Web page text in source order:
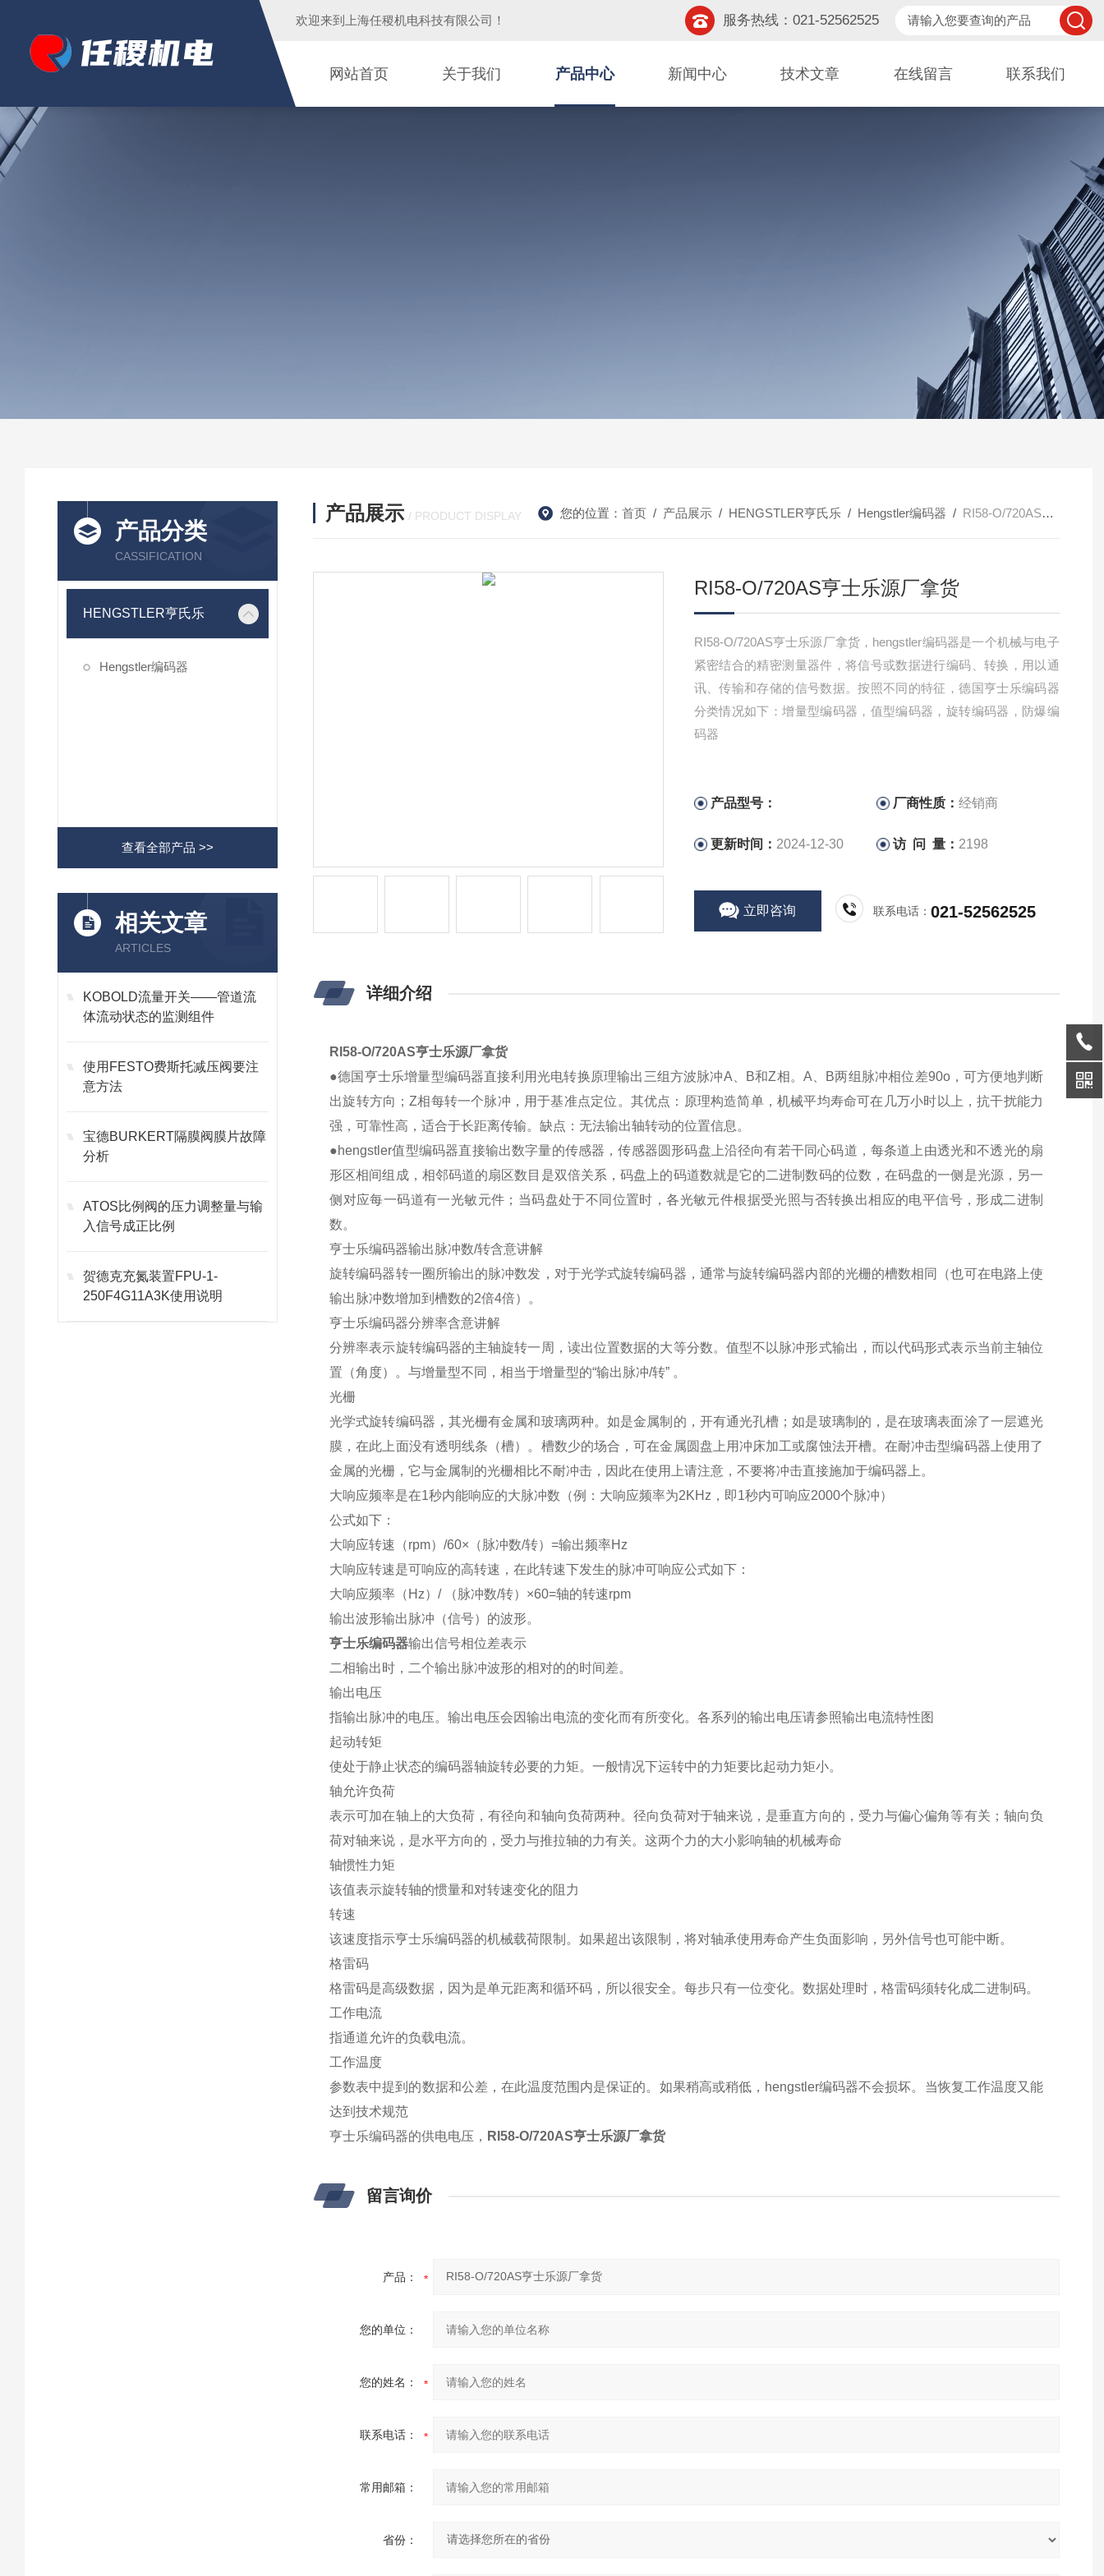
欢迎来到 上海任稷机电科技有限公司 ！ 服务热线：021-52562525
网站首页 关于我们 产品中心 新闻中心 技术文章 在线留言 联系我们
产品分类
CASSIFICATION
HENGSTLER亨氏乐
Hengstler编码器
查看全部产品 >>
相关文章
ARTICLES
KOBOLD流量开关——管道流
体流动状态的监测组件
使用FESTO费斯托减压阀要注
意方法
宝德BURKERT隔膜阀膜片故障
分析
ATOS比例阀的压力调整量与输
入信号成正比例
贺德克充氮装置FPU-1-
250F4G11A3K使用说明
产品展示 / PRODUCT DISPLAY 您的位置： 首页/ 产品展示/ HENGSTLER亨氏乐/ Hengstler编码器 / RI58-O/720AS亨士乐源厂拿货
RI58-O/720AS亨士乐源厂拿货
RI58-O/720AS亨士乐源厂拿货，hengstler编码器是一个机械与电子
紧密结合的精密测量器件，将信号或数据进行编码、转换，用以通
讯、传输和存储的信号数据。按照不同的特征，德国亨士乐编码器
分类情况如下：增量型编码器，值型编码器，旋转编码器，防爆编
码器
产品型号： 厂商性质：经销商
更新时间： 2024-12-30 访 问 量： 2198
立即咨询 联系电话：021-52562525
详细介绍
RI58-O/720AS亨士乐源厂拿货
●德国亨士乐增量型编码器直接利用光电转换原理输出三组方波脉冲A、B和Z相。A、B两组脉冲相位差90o，可方便地判断
出旋转方向；Z相每转一个脉冲，用于基准点定位。其优点：原理构造简单，机械平均寿命可在几万小时以上，抗干扰能力
强，可靠性高，适合于长距离传输。缺点：无法输出轴转动的位置信息。
●hengstler值型编码器直接输出数字量的传感器，传感器圆形码盘上沿径向有若干同心码道，每条道上由透光和不透光的扇
形区相间组成，相邻码道的扇区数目是双倍关系，码盘上的码道数就是它的二进制数码的位数，在码盘的一侧是光源，另一
侧对应每一码道有一光敏元件；当码盘处于不同位置时，各光敏元件根据受光照与否转换出相应的电平信号，形成二进制
数。
亨士乐编码器输出脉冲数/转含意讲解
旋转编码器转一圈所输出的脉冲数发，对于光学式旋转编码器，通常与旋转编码器内部的光栅的槽数相同（也可在电路上使
输出脉冲数增加到槽数的2倍4倍）。
亨士乐编码器分辨率含意讲解
分辨率表示旋转编码器的主轴旋转一周，读出位置数据的大等分数。值型不以脉冲形式输出，而以代码形式表示当前主轴位
置（角度）。与增量型不同，相当于增量型的“输出脉冲/转” 。
光栅
光学式旋转编码器，其光栅有金属和玻璃两种。如是金属制的，开有通光孔槽；如是玻璃制的，是在玻璃表面涂了一层遮光
膜，在此上面没有透明线条（槽）。槽数少的场合，可在金属圆盘上用冲床加工或腐蚀法开槽。在耐冲击型编码器上使用了
金属的光栅，它与金属制的光栅相比不耐冲击，因此在使用上请注意，不要将冲击直接施加于编码器上。
大响应频率是在1秒内能响应的大脉冲数（例：大响应频率为2KHz，即1秒内可响应2000个脉冲）
公式如下：
大响应转速（rpm）/60×（脉冲数/转）=输出频率Hz
大响应转速是可响应的高转速，在此转速下发生的脉冲可响应公式如下：
大响应频率（Hz）/ （脉冲数/转）×60=轴的转速rpm
输出波形输出脉冲（信号）的波形。
亨士乐编码器输出信号相位差表示
二相输出时，二个输出脉冲波形的相对的的时间差。
输出电压
指输出脉冲的电压。输出电压会因输出电流的变化而有所变化。各系列的输出电压请参照输出电流特性图
起动转矩
使处于静止状态的编码器轴旋转必要的力矩。一般情况下运转中的力矩要比起动力矩小。
轴允许负荷
表示可加在轴上的大负荷，有径向和轴向负荷两种。径向负荷对于轴来说，是垂直方向的，受力与偏心偏角等有关；轴向负
荷对轴来说，是水平方向的，受力与推拉轴的力有关。这两个力的大小影响轴的机械寿命
轴惯性力矩
该值表示旋转轴的惯量和对转速变化的阻力
转速
该速度指示亨士乐编码器的机械载荷限制。如果超出该限制，将对轴承使用寿命产生负面影响，另外信号也可能中断。
格雷码
格雷码是高级数据，因为是单元距离和循环码，所以很安全。每步只有一位变化。数据处理时，格雷码须转化成二进制码。
工作电流
指通道允许的负载电流。
工作温度
参数表中提到的数据和公差，在此温度范围内是保证的。如果稍高或稍低，hengstler编码器不会损坏。当恢复工作温度又能
达到技术规范
亨士乐编码器的供电电压， RI58-O/720AS亨士乐源厂拿货
留言询价
产品：
您的单位：
您的姓名：
联系电话：
常用邮箱：
省份：